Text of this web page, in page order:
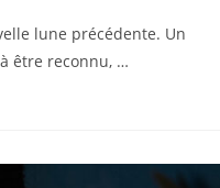
lune précédente. Un
être reconnu, …